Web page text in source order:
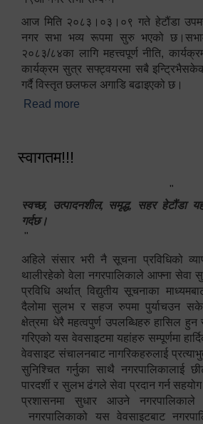
आज मिति २०८३।०३।०९ गते हेटौंडा
नगर सभा भव्य रूपमा सुरु भएको
२०८३/८४का लागि महत्त्वपूर्ण नीति,
कार्यक्रम सुत्र सफ्ट्वयरमा सबै
गर्दै विस्तृत छलफल अगाडि बढाइएको छ।
Read more
स्वागतम!!!
"
स्वच्छ, उत्पादनशील, समृद्ध, सहर हेटौंडा
गर्दछ।
"
अहिले संसार भरी नै सूचना प्रविधिको
थालीरहेको वेला नगरपालिकाले आफ्ना सेवा
प्रविधि अर्थात् विद्युतीय सूचनाका
दैलोमा सुलभ र सहज रुपमा पुर्याचउन
क्षेत्रमा धेरै महत्वपुर्ण उपलब्धिहरु हासिल
गरिएको यस वेवसाइटमा यहांहरु सम्पूर्णमा
वेवसाइट संचालनबाट नागरिकहरुलाई
सुनिश्चित गर्नुका साथै नगरपालिकालाई
पारदर्शी र सुलभ ढंगले सेवा प्रदान गर्न
प्रशासनमा सुधार आउने
नगरपालिकाको यस वेवसाइटबाट